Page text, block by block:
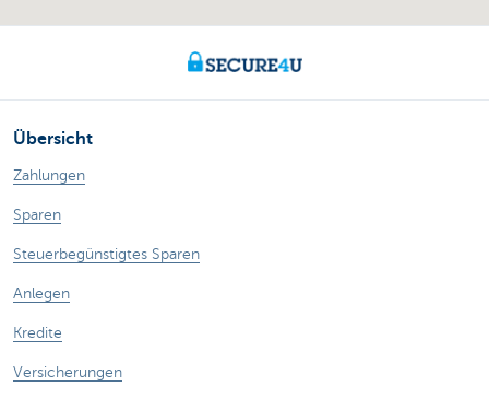
Übersicht
Zahlungen
Sparen
Steuerbegünstigtes Sparen
Anlegen
Kredite
Versicherungen